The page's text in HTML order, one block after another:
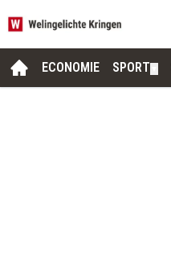
ECONOMIE SPORT